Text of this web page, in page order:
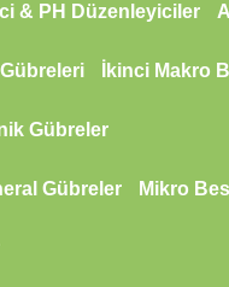
& PH Düzenleyiciler
İkinci Makro
Gübreler
Gübreler Mikro